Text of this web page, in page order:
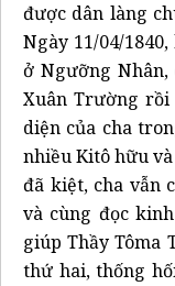
được dân làng
Ngày 11/04/
ở Ngưỡng
Xuân Trường
diện của cha
nhiều Kitô hữu
đã kiệt, cha vẫn
và cùng đọc
giúp Thầy Tôma
thứ hai, thống